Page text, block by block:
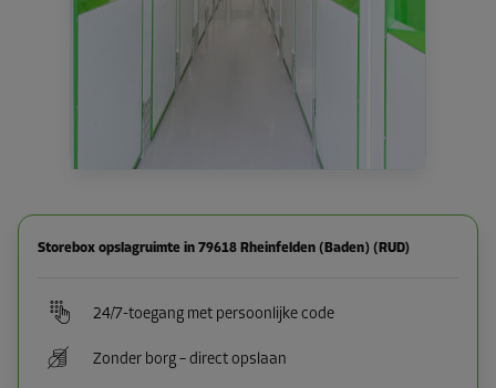
Storebox opslagruimte in 79618 Rheinfelden (Baden) (RUD)
24/7-toegang met persoonlijke code
Zonder borg – direct opslaan